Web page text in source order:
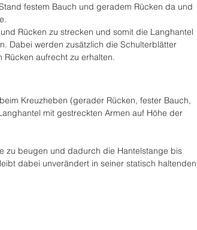
festem Bauch und geradem Rücken da und
Rücken zu strecken und somit die Langhantel
Dabei werden zusätzlich die Schulterblätter
aufrecht zu erhalten.
Kreuzheben (gerader Rücken, fester Bauch,
mit gestreckten Armen auf Höhe der
zu beugen und dadurch die Hantelstange bis
dabei unverändert in seiner statisch haltenden